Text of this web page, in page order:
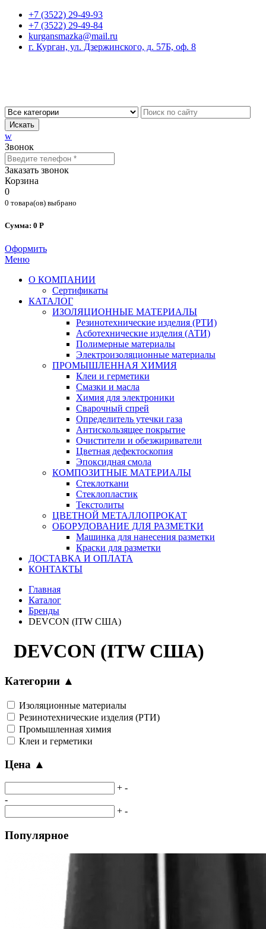
+7 (3522) 29-49-93
+7 (3522) 29-49-84
kurgansmazka@mail.ru
г. Курган, ул. Дзержинского, д. 57Б, оф. 8
Искать
w
Звонок
Заказать звонок
Корзина
0
0 товара(ов) выбрано
Сумма: 0 Р
Оформить
Меню
О КОМПАНИИ
Сертификаты
КАТАЛОГ
ИЗОЛЯЦИОННЫЕ МАТЕРИАЛЫ
Резинотехнические изделия (РТИ)
Асботехнические изделия (АТИ)
Полимерные материалы
Электроизоляционные материалы
ПРОМЫШЛЕННАЯ ХИМИЯ
Клеи и герметики
Смазки и масла
Химия для электроники
Сварочный спрей
Определитель утечки газа
Антискользящее покрытие
Очистители и обезжириватели
Цветная дефектоскопия
Эпоксидная смола
КОМПОЗИТНЫЕ МАТЕРИАЛЫ
Стеклоткани
Стеклопластик
Текстолиты
ЦВЕТНОЙ МЕТАЛЛОПРОКАТ
ОБОРУДОВАНИЕ ДЛЯ РАЗМЕТКИ
Машинка для нанесения разметки
Краски для разметки
ДОСТАВКА И ОПЛАТА
КОНТАКТЫ
Главная
Каталог
Бренды
DEVCON (ITW США)
DEVCON (ITW США)
Категории ▲
Изоляционные материалы
Резинотехнические изделия (РТИ)
Промышленная химия
Клеи и герметики
Цена ▲
+ -
-
+ -
Популярное